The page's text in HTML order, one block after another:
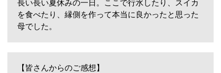
長い長い夏休みの一日。ここで行水したり、スイカ
を食べたり、縁側を作って本当に良かったと思った
母でした。
【皆さんからのご感想】